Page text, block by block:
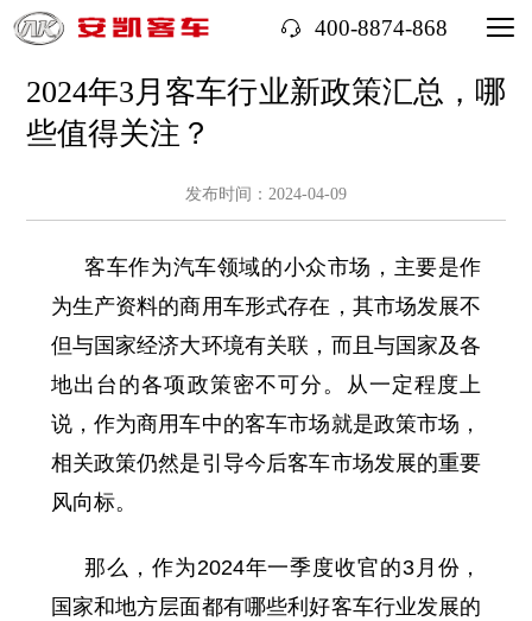
400-8874-868
2024年3月客车行业新政策汇总，哪
些值得关注？
发布时间：2024-04-09
客车作为汽车领域的小众市场，主要是作
为生产资料的商用车形式存在，其市场发展不
但与国家经济大环境有关联，而且与国家及各
地出台的各项政策密不可分。从一定程度上
说，作为商用车中的客车市场就是政策市场，
相关政策仍然是引导今后客车市场发展的重要
风向标。
那么，作为2024年一季度收官的3月份，
国家和地方层面都有哪些利好客车行业发展的